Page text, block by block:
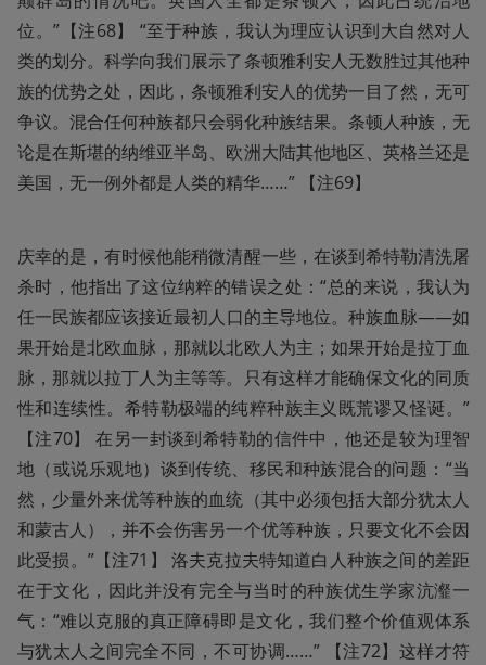
位。”【注68】 “至于种族，我认为理应认识到大自然对人
类的划分。科学向我们展示了条顿雅利安人无数胜过其他种
族的优势之处，因此，条顿雅利安人的优势一目了然，无可
争议。混合任何种族都只会弱化种族结果。条顿人种族，无
论是在斯堪的纳维亚半岛、欧洲大陆其他地区、英格兰还是
美国，无一例外都是人类的精华……” 【注69】
庆幸的是，有时候他能稍微清醒一些，在谈到希特勒清洗屠
杀时，他指出了这位纳粹的错误之处：“总的来说，我认为
任一民族都应该接近最初人口的主导地位。种族血脉——如
果开始是北欧血脉，那就以北欧人为主；如果开始是拉丁血
脉，那就以拉丁人为主等等。只有这样才能确保文化的同质
性和连续性。希特勒极端的纯粹种族主义既荒谬又怪诞。”
【注70】 在另一封谈到希特勒的信件中，他还是较为理智
地（或说乐观地）谈到传统、移民和种族混合的问题：“当
然，少量外来优等种族的血统（其中必须包括大部分犹太人
和蒙古人），并不会伤害另一个优等种族，只要文化不会因
此受损。”【注71】 洛夫克拉夫特知道白人种族之间的差距
在于文化，因此并没有完全与当时的种族优生学家沆瀣一
气：“难以克服的真正障碍即是文化，我们整个价值观体系
与犹太人之间完全不同，不可协调……” 【注72】这样才符